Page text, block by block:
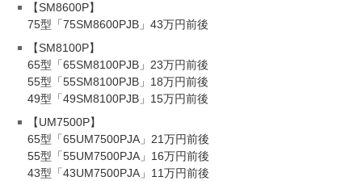
【SM8600P】
75型「75SM8600PJB」43万円前後
【SM8100P】
65型「65SM8100PJB」23万円前後
55型「55SM8100PJB」18万円前後
49型「49SM8100PJB」15万円前後
【UM7500P】
65型「65UM7500PJA」21万円前後
55型「55UM7500PJA」16万円前後
43型「43UM7500PJA」11万円前後